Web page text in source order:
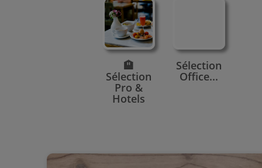
🏨
Sélection
Pro &
Hotels
Sélection
Office...